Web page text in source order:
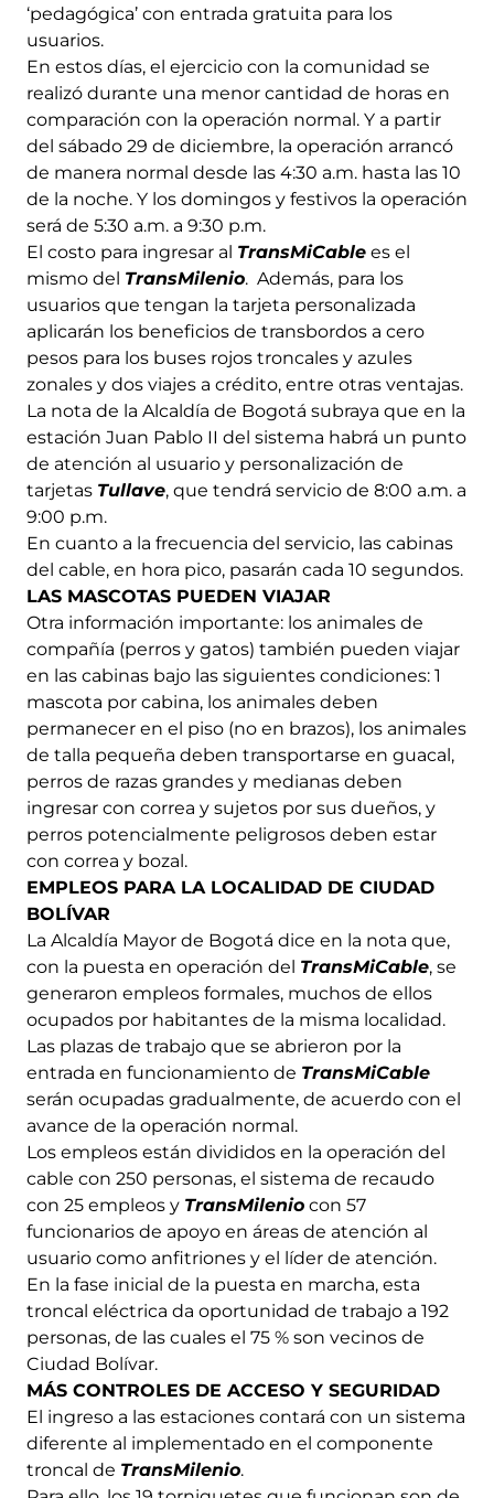
‘pedagógica’ con entrada gratuita para los
usuarios.
En estos días, el ejercicio con la comunidad se
realizó durante una menor cantidad de horas en
comparación con la operación normal. Y a partir
del sábado 29 de diciembre, la operación arrancó
de manera normal desde las 4:30 a.m. hasta las 10
de la noche. Y los domingos y festivos la operación
será de 5:30 a.m. a 9:30 p.m.
El costo para ingresar al TransMiCable es el
mismo del TransMilenio. Además, para los
usuarios que tengan la tarjeta personalizada
aplicarán los beneficios de transbordos a cero
pesos para los buses rojos troncales y azules
zonales y dos viajes a crédito, entre otras ventajas.
La nota de la Alcaldía de Bogotá subraya que en la
estación Juan Pablo II del sistema habrá un punto
de atención al usuario y personalización de
tarjetas Tullave, que tendrá servicio de 8:00 a.m. a
9:00 p.m.
En cuanto a la frecuencia del servicio, las cabinas
del cable, en hora pico, pasarán cada 10 segundos.
LAS MASCOTAS PUEDEN VIAJAR
Otra información importante: los animales de
compañía (perros y gatos) también pueden viajar
en las cabinas bajo las siguientes condiciones: 1
mascota por cabina, los animales deben
permanecer en el piso (no en brazos), los animales
de talla pequeña deben transportarse en guacal,
perros de razas grandes y medianas deben
ingresar con correa y sujetos por sus dueños, y
perros potencialmente peligrosos deben estar
con correa y bozal.
EMPLEOS PARA LA LOCALIDAD DE CIUDAD
BOLÍVAR
La Alcaldía Mayor de Bogotá dice en la nota que,
con la puesta en operación del TransMiCable, se
generaron empleos formales, muchos de ellos
ocupados por habitantes de la misma localidad.
Las plazas de trabajo que se abrieron por la
entrada en funcionamiento de TransMiCable
serán ocupadas gradualmente, de acuerdo con el
avance de la operación normal.
Los empleos están divididos en la operación del
cable con 250 personas, el sistema de recaudo
con 25 empleos y TransMilenio con 57
funcionarios de apoyo en áreas de atención al
usuario como anfitriones y el líder de atención.
En la fase inicial de la puesta en marcha, esta
troncal eléctrica da oportunidad de trabajo a 192
personas, de las cuales el 75 % son vecinos de
Ciudad Bolívar.
MÁS CONTROLES DE ACCESO Y SEGURIDAD
El ingreso a las estaciones contará con un sistema
diferente al implementado en el componente
troncal de TransMilenio.